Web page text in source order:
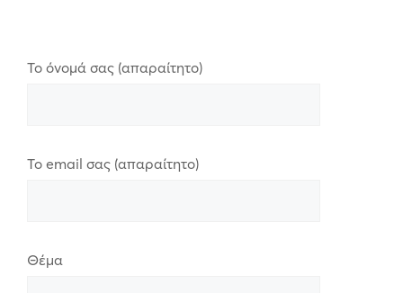
Το όνομά σας (απαραίτητο)
Το email σας (απαραίτητο)
Θέμα